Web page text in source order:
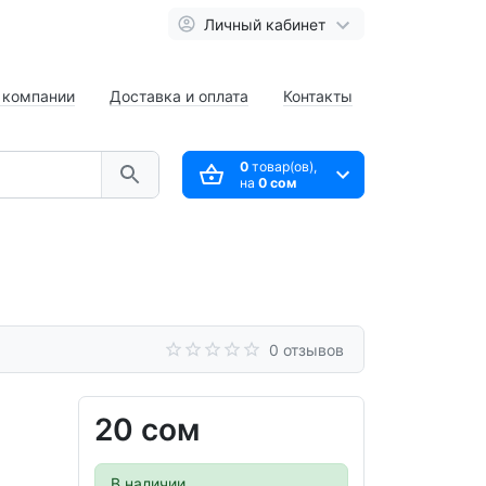
Личный кабинет
Доставка и оплата Контакты
0товар(ов),
на 0 сом
0 отзывов
20 сом